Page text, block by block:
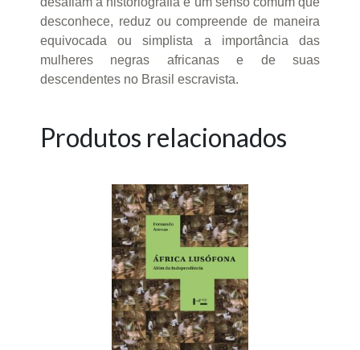
desconhece, reduz ou compreende de maneira
equivocada ou simplista a importância das
mulheres negras africanas e de suas
descendentes no Brasil escravista.
Produtos relacionados